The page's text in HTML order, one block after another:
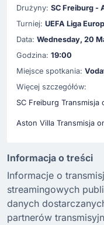
Drużyny: SC Freiburg -
Turniej: UEFA Liga
Data: Wednesday, 20
Godzina: 19:00
Miejsce spotkania:
Więcej szczegółów:
SC Freiburg Transmisja
Aston Villa Transmisja
Informacja o treści
Informacje o
streamingowych
danych
partnerów